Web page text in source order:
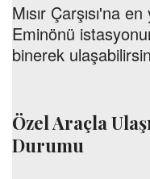
Mısır Çarşısı'na
Eminönü
binerek
Özel Araçla
Durumu